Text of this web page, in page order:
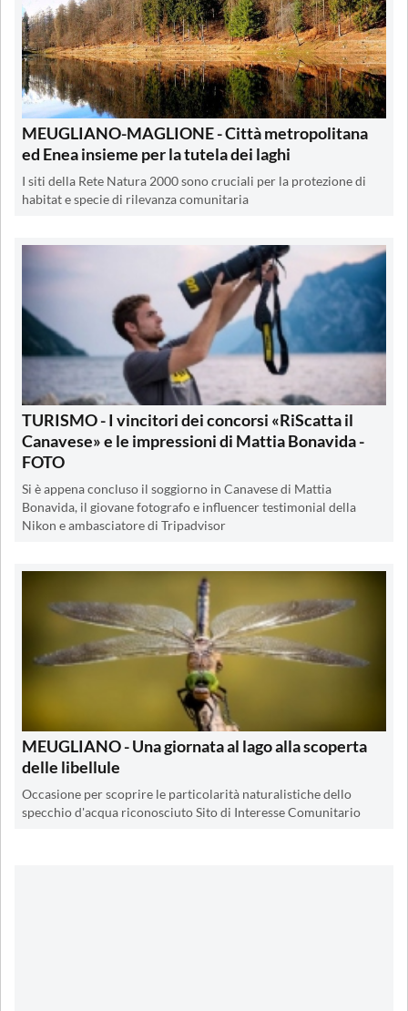
MEUGLIANO-MAGLIONE - Città metropolitana
ed Enea insieme per la tutela dei laghi
I siti della Rete Natura 2000 sono cruciali per la protezione di
habitat e specie di rilevanza comunitaria
TURISMO - I vincitori dei concorsi «RiScatta il
Canavese» e le impressioni di Mattia Bonavida -
FOTO
Si è appena concluso il soggiorno in Canavese di Mattia
Bonavida, il giovane fotografo e influencer testimonial della
Nikon e ambasciatore di Tripadvisor
MEUGLIANO - Una giornata al lago alla scoperta
delle libellule
Occasione per scoprire le particolarità naturalistiche dello
specchio d'acqua riconosciuto Sito di Interesse Comunitario